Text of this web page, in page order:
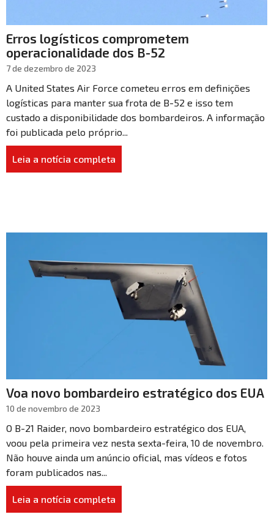
Erros logísticos comprometem
operacionalidade dos B-52
7 de dezembro de 2023
A United States Air Force cometeu erros em definições
logísticas para manter sua frota de B-52 e isso tem
custado a disponibilidade dos bombardeiros. A informação
foi publicada pelo próprio...
Leia a notícia completa
Voa novo bombardeiro estratégico dos EUA
10 de novembro de 2023
O B-21 Raider, novo bombardeiro estratégico dos EUA,
voou pela primeira vez nesta sexta-feira, 10 de novembro.
Não houve ainda um anúncio oficial, mas vídeos e fotos
foram publicados nas...
Leia a notícia completa